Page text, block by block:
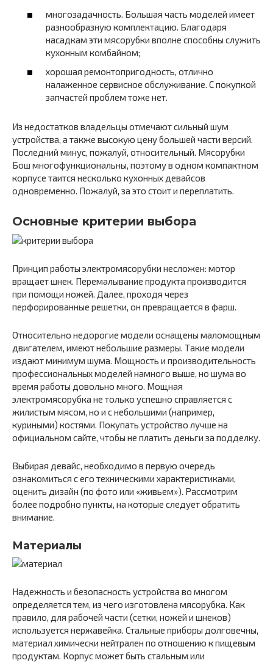
многозадачность. Большая часть моделей имеет
разнообразную комплектацию. Благодаря
насадкам эти мясорубки вполне способны служить
кухонным комбайном;
хорошая ремонтопригодность, отлично
налаженное сервисное обслуживание. С покупкой
запчастей проблем тоже нет.
Из недостатков владельцы отмечают сильный шум
устройства, а также высокую цену большей части версий.
Последний минус, пожалуй, относительный. Мясорубки
Бош многофункциональны, поэтому в одном компактном
корпусе таится несколько кухонных девайсов
одновременно. Пожалуй, за это стоит и переплатить.
Основные критерии выбора
Принцип работы электромясорубки несложен: мотор
вращает шнек. Перемалывание продукта производится
при помощи ножей. Далее, проходя через
перфорированные решетки, он превращается в фарш.
Относительно недорогие модели оснащены маломощным
двигателем, имеют небольшие размеры. Такие модели
издают минимум шума. Мощность и производительность
профессиональных моделей намного выше, но шума во
время работы довольно много. Мощная
электромясорубка не только успешно справляется с
жилистым мясом, но и с небольшими (например,
куриными) костями. Покупать устройство лучше на
официальном сайте, чтобы не платить деньги за подделку.
Выбирая девайс, необходимо в первую очередь
ознакомиться с его техническими характеристиками,
оценить дизайн (по фото или «живьем»). Рассмотрим
более подробно пункты, на которые следует обратить
внимание.
Материалы
Надежность и безопасность устройства во многом
определяется тем, из чего изготовлена мясорубка. Как
правило, для рабочей части (сетки, ножей и шнеков)
используется нержавейка. Стальные приборы долговечны,
материал химически нейтрален по отношению к пищевым
продуктам. Корпус может быть стальным или